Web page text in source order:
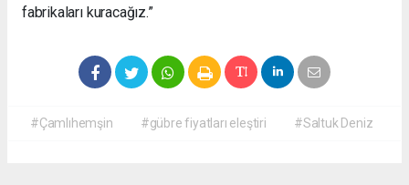
fabrikaları kuracağız.”
#Çamlıhemşin #gübre fiyatları eleştiri #Saltuk Deniz